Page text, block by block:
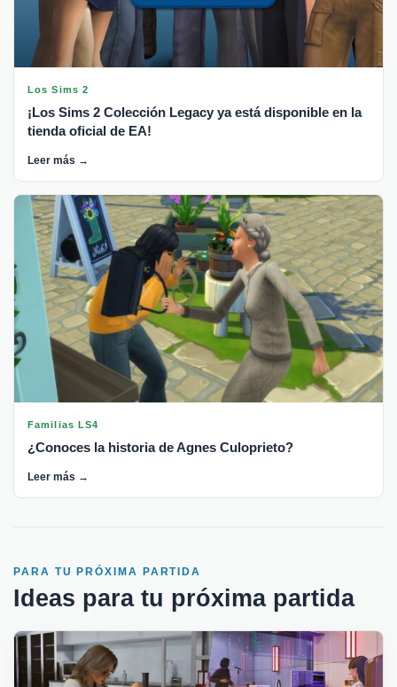
Los Sims 2
¡Los Sims 2 Colección Legacy ya está disponible en la
tienda oficial de EA!
Leer más →
Familias LS4
¿Conoces la historia de Agnes Culoprieto?
Leer más →
PARA TU PRÓXIMA PARTIDA
Ideas para tu próxima partida